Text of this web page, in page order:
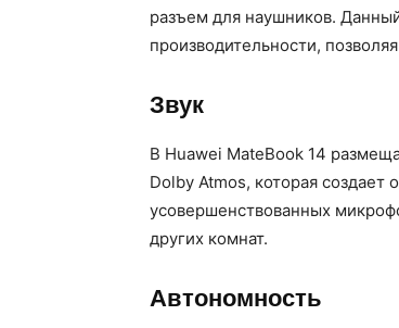
разъем для наушников.
производительности,
Звук
В Huawei MateBook 14
Dolby Atmos, которая
усовершенствованных
других комнат.
Автономность